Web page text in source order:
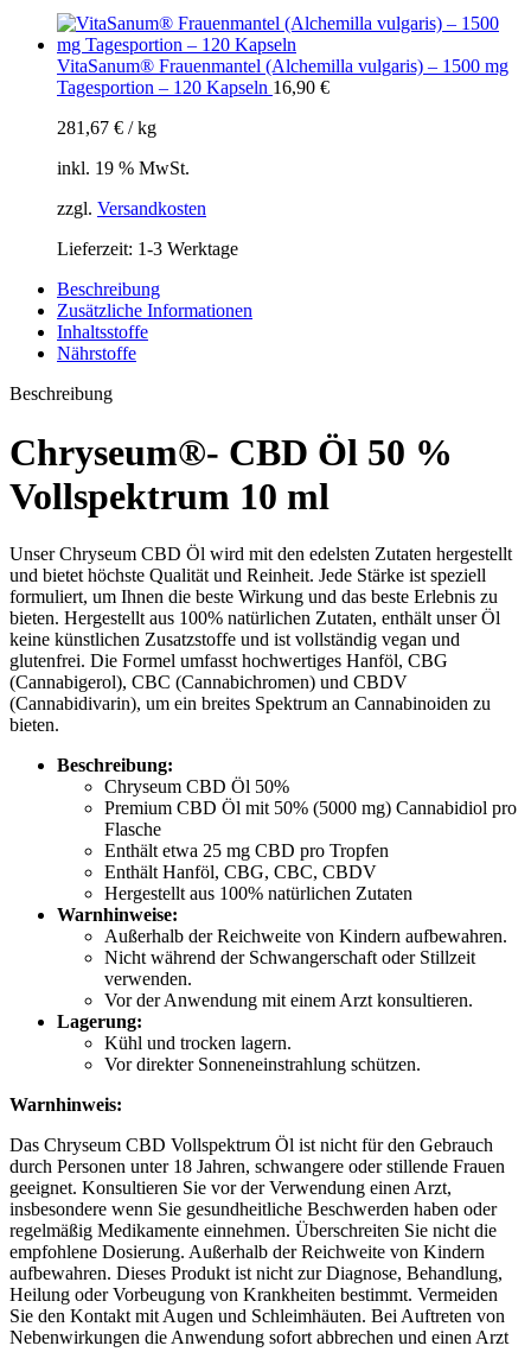
VitaSanum® Frauenmantel (Alchemilla vulgaris) – 1500 mg
Tagesportion – 120 Kapseln 16,90 €
281,67 € /kg
inkl. 19 % MwSt.
zzgl. Versandkosten
Lieferzeit: 1-3 Werktage
Beschreibung
Zusätzliche Informationen
Inhaltsstoffe
Nährstoffe
Beschreibung
Chryseum®- CBD Öl 50 %
Vollspektrum 10 ml
Unser Chryseum CBD Öl wird mit den edelsten Zutaten hergestellt
und bietet höchste Qualität und Reinheit. Jede Stärke ist speziell
formuliert, um Ihnen die beste Wirkung und das beste Erlebnis zu
bieten. Hergestellt aus 100% natürlichen Zutaten, enthält unser Öl
keine künstlichen Zusatzstoffe und ist vollständig vegan und
glutenfrei. Die Formel umfasst hochwertiges Hanföl, CBG
(Cannabigerol), CBC (Cannabichromen) und CBDV
(Cannabidivarin), um ein breites Spektrum an Cannabinoiden zu
bieten.
Beschreibung:
Chryseum CBD Öl 50%
Premium CBD Öl mit 50% (5000 mg) Cannabidiol pro
Flasche
Enthält etwa 25 mg CBD pro Tropfen
Enthält Hanföl, CBG, CBC, CBDV
Hergestellt aus 100% natürlichen Zutaten
Warnhinweise:
Außerhalb der Reichweite von Kindern aufbewahren.
Nicht während der Schwangerschaft oder Stillzeit
verwenden.
Vor der Anwendung mit einem Arzt konsultieren.
Lagerung:
Kühl und trocken lagern.
Vor direkter Sonneneinstrahlung schützen.
Warnhinweis:
Das Chryseum CBD Vollspektrum Öl ist nicht für den Gebrauch
durch Personen unter 18 Jahren, schwangere oder stillende Frauen
geeignet. Konsultieren Sie vor der Verwendung einen Arzt,
insbesondere wenn Sie gesundheitliche Beschwerden haben oder
regelmäßig Medikamente einnehmen. Überschreiten Sie nicht die
empfohlene Dosierung. Außerhalb der Reichweite von Kindern
aufbewahren. Dieses Produkt ist nicht zur Diagnose, Behandlung,
Heilung oder Vorbeugung von Krankheiten bestimmt. Vermeiden
Sie den Kontakt mit Augen und Schleimhäuten. Bei Auftreten von
Nebenwirkungen die Anwendung sofort abbrechen und einen Arzt